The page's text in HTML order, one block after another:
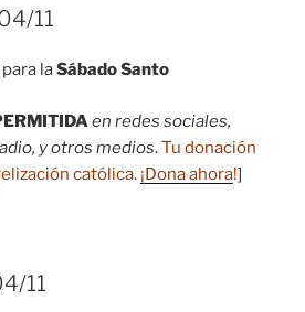
11
laSábado Santo
en redes sociales,
y otros medios.Tu donación
católica. ¡Dona ahora!]
11